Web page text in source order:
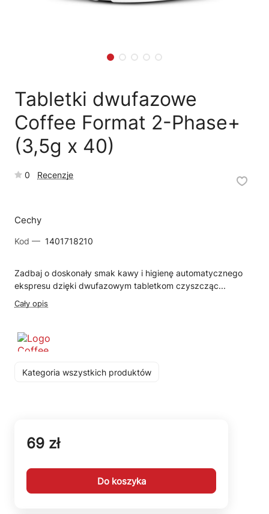
Tabletki dwufazowe
Coffee Format 2-Phase+
(3,5g x 40)
0 Recenzje
Cechy
Kod — 1401718210
Zadbaj o doskonały smak kawy i higienę automatycznego
ekspresu dzięki dwufazowym tabletkom czyszcząc...
Cały opis
Kategoria wszystkich produktów
69 zł
Do koszyka